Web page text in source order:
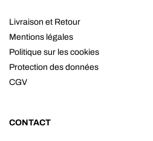
Livraison et Retour
Mentions légales
Politique sur les cookies
Protection des données
CGV
CONTACT